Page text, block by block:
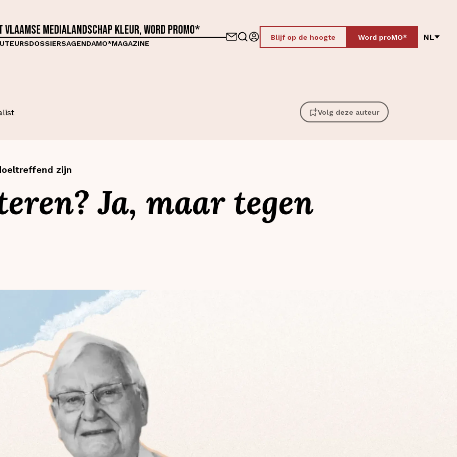
medialandschap kleur, word proMO*
DOSSIERSAGENDAMO*MAGAZINE
Blijf op de hoogte Word proMO* NL
Volg deze auteur
zijn
Ja, maar tegen